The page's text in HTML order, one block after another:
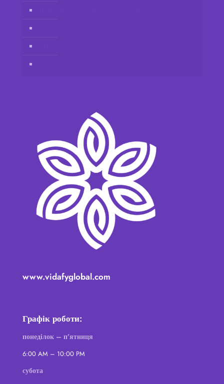
www.vidafyglobal.com
Графік роботи:
понеділок – п’ятниця
6:00 AM – 10:00 PM
субота